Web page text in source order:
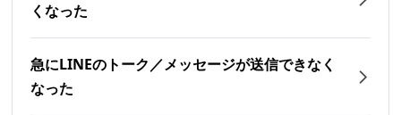
くなった
急にLINEのトーク／メッセージが送信できなく
なった